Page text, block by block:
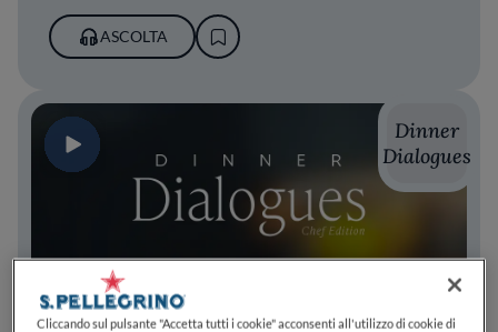
ASCOLTA
Dinner
Dialogues
Cliccando sul pulsante "Accetta tutti i cookie" acconsenti all'utilizzo di cookie di